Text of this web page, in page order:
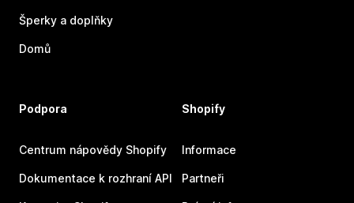
Šperky a doplňky
Domů
Podpora
Centrum nápovědy Shopify
Dokumentace k rozhraní API
Shopify
Informace
Partneři